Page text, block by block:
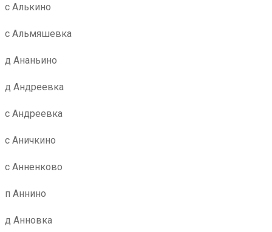
с Алькино
с Альмяшевка
д Ананьино
д Андреевка
с Андреевка
с Аничкино
с Анненково
п Аннино
д Анновка